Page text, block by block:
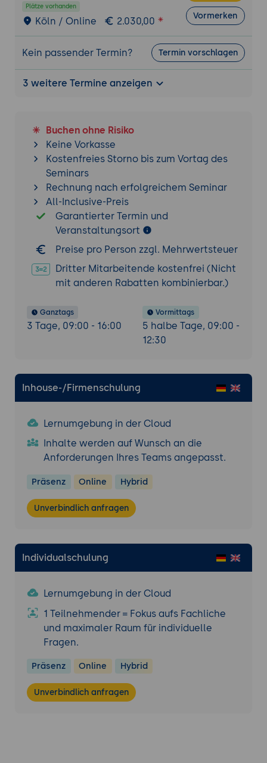
Plätze vorhanden
Köln / Online 2.030,00 Vormerken
Kein passender Termin? Termin vorschlagen
3 weitere Termine anzeigen
Buchen ohne Risiko
Keine Vorkasse
Kostenfreies Storno bis zum Vortag des
Seminars
Rechnung nach erfolgreichem Seminar
All-Inclusive-Preis
Garantierter Termin und
Veranstaltungsort
Preise pro Person zzgl. Mehrwertsteuer
Dritter Mitarbeitende kostenfrei (Nicht
mit anderen Rabatten kombinierbar.)
Ganztags
3 Tage, 09:00 - 16:00
Vormittags
5 halbe Tage, 09:00 -
12:30
Inhouse-/Firmenschulung
Lernumgebung in der Cloud
Inhalte werden auf Wunsch an die
Anforderungen Ihres Teams angepasst.
Präsenz Online Hybrid
Unverbindlich anfragen
Individualschulung
Lernumgebung in der Cloud
1 Teilnehmender = Fokus aufs Fachliche
und maximaler Raum für individuelle
Fragen.
Präsenz Online Hybrid
Unverbindlich anfragen